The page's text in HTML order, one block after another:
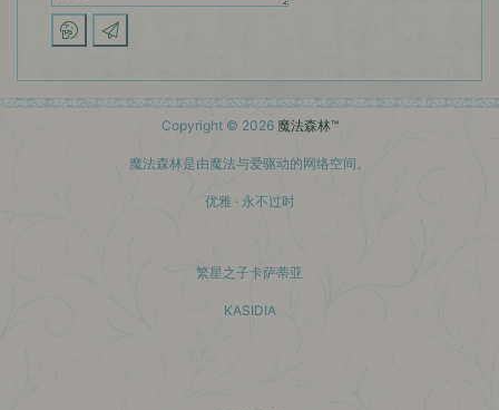
Copyright © 2026 魔法森林™
魔法森林是由魔法与爱驱动的网络空间。
优雅 · 永不过时
繁星之子卡萨蒂亚
KASIDIA